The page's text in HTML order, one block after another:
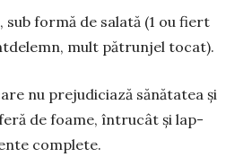
for­mă de sa­­la­tă (1 ou fiert
mult pătrun­jel to­cat).
nu pre­ju­diciază sănătatea și
de foame, întru­cât și lap­
com­plete.